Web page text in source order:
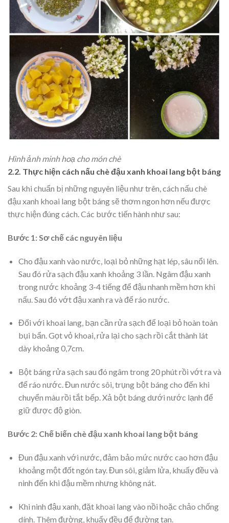
Hình ảnh minh hoạ cho món chè
2.2. Thực hiện cách nấu chè đậu xanh khoai lang bột báng
Sau khi chuẩn bị những nguyên liệu như trên, cách nấu chè
đậu xanh khoai lang bột báng sẽ thơm ngon hơn nếu được
thực hiện đúng cách. Các bước tiến hành như sau:
Bước 1: Sơ chế các nguyên liệu
Cho đậu xanh vào nước, loại bỏ những hạt lép, sâu nổi lên.
Sau đó rửa sạch đậu xanh khoảng 3 lần. Ngâm đậu xanh
trong nước khoảng 3-4 tiếng để đậu nhanh mềm hơn khi
nấu. Sau đó vớt đậu xanh ra và để ráo nước.
Đối với khoai lang, bạn cần rửa sạch để loại bỏ hoàn toàn
bụi bẩn. Gọt vỏ khoai, rửa lại cho sạch rồi cắt thành lát
dày khoảng 0,7cm.
Bột báng rửa sạch sau đó ngâm trong 20 phút rồi vớt ra và
để ráo nước. Đun nước sôi, trụng bột báng cho đến khi
chuyển màu rồi tắt bếp. Xả bột báng dưới nước lạnh để
giữ được độ giòn.
Bước 2: Chế biến chè đậu xanh khoai lang bột báng
Đun đậu xanh với nước, đảm bảo mức nước cao hơn đậu
khoảng một đốt ngón tay. Đun sôi, giảm lửa, khuấy đều và
ninh đến khi đậu mềm nhưng không nát.
Khi ninh đậu xanh, đặt khoai lang vào nồi hoặc chảo chống
dính. Thêm đường, khuấy đều để đường tan.